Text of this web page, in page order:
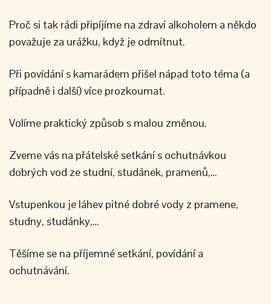
Proč si tak rádi připíjíme na zdraví alkoholem a někdo
považuje za urážku, když je odmítnut.
Při povídání s kamarádem přišel nápad toto téma (a
případně i další) více prozkoumat.
Volíme praktický způsob s malou změnou.
Zveme vás na přátelské setkání s ochutnávkou
dobrých vod ze studní, studánek, pramenů,…
Vstupenkou je láhev pitné dobré vody z pramene,
studny, studánky,…
Těšíme se na příjemné setkání, povídání a
ochutnávání.